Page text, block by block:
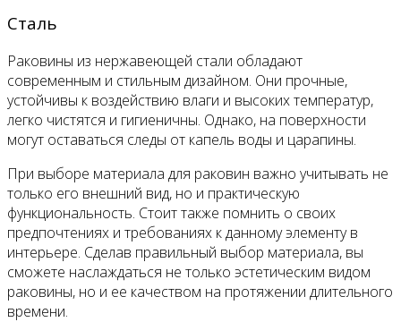
Сталь
Раковины из нержавеющей стали обладают
современным и стильным дизайном. Они прочные,
устойчивы к воздействию влаги и высоких температур,
легко чистятся и гигиеничны. Однако, на поверхности
могут оставаться следы от капель воды и царапины.
При выборе материала для раковин важно учитывать не
только его внешний вид, но и практическую
функциональность. Стоит также помнить о своих
предпочтениях и требованиях к данному элементу в
интерьере. Сделав правильный выбор материала, вы
сможете наслаждаться не только эстетическим видом
раковины, но и ее качеством на протяжении длительного
времени.